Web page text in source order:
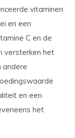
vitaminen
en een
C en de
versterken het
andere
en een
het